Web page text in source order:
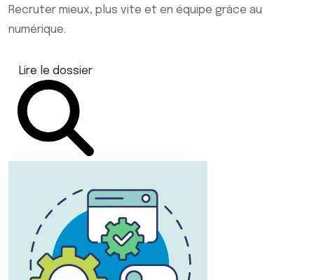
Recruter mieux, plus vite et en équipe grâce au
numérique.
Lire le dossier